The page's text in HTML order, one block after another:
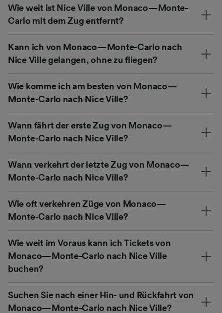
Wie weit ist Nice Ville von Monaco—Monte-
Carlo mit dem Zug entfernt?
Kann ich von Monaco—Monte-Carlo nach
Nice Ville gelangen, ohne zu fliegen?
Wie komme ich am besten von Monaco—
Monte-Carlo nach Nice Ville?
Wann fährt der erste Zug von Monaco—
Monte-Carlo nach Nice Ville?
Wann verkehrt der letzte Zug von Monaco—
Monte-Carlo nach Nice Ville?
Wie oft verkehren Züge von Monaco—
Monte-Carlo nach Nice Ville?
Wie weit im Voraus kann ich Tickets von
Monaco—Monte-Carlo nach Nice Ville
buchen?
Suchen Sie nach einer Hin- und Rückfahrt von
Monaco—Monte-Carlo nach Nice Ville?